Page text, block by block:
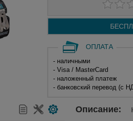
ОПЛАТА
- наличными
- Visa / MasterCard
- наложенный платеж
- банковский перевод (с
Описание: